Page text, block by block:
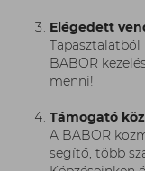
Elégedett
BABOR
menni!
Támogató
A BABOR
segítő, több